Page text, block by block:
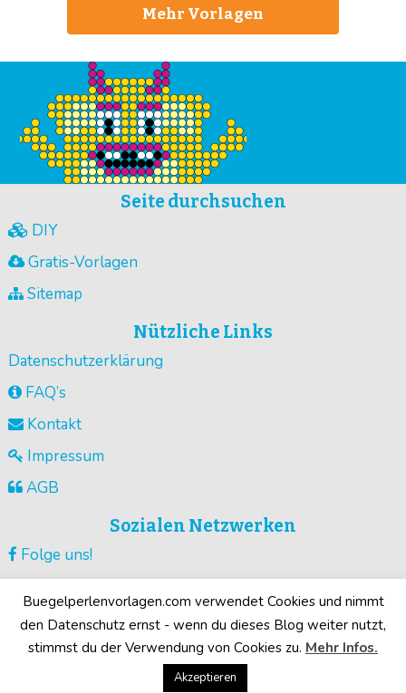
Mehr Vorlagen
Seite durchsuchen
DIY
Gratis-Vorlagen
Sitemap
Nützliche Links
Datenschutzerklärung
FAQ’s
Kontakt
Impressum
AGB
Sozialen Netzwerken
Folge uns!
Guck unsere Videos !
Deine Motive!
Buegelperlenvorlagen.com verwendet Cookies und nimmt
den Datenschutz ernst - wenn du dieses Blog weiter nutzt,
stimmst du der Verwendung von Cookies zu. Mehr Infos.
Akzeptieren